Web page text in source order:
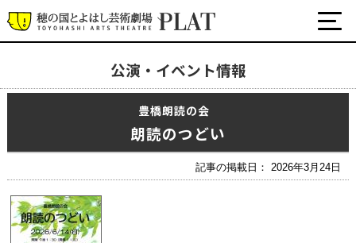
公演・イベント情報
豊橋朗読の会
朗読のつどい
記事の掲載日： 2026年3月24日
最新の公演・イベント情報
演劇・ダンス・音楽など
ワークショップ・講座
イベント
プラットについて